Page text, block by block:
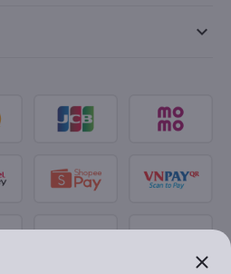
keyboard_arrow_down
close